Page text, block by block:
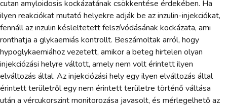
cutan amyloidosis kockázatának csökkentése érdekében. Ha
ilyen reakciókat mutató helyekre adják be az inzulin-injekciókat,
fennáll az inzulin késleltetett felszívódásának kockázata, ami
ronthatja a glykaemiás kontrollt. Beszámoltak arról, hogy
hypoglykaemiához vezetett, amikor a beteg hirtelen olyan
injekciózási helyre váltott, amely nem volt érintett ilyen
elváltozás által. Az injekciózási hely egy ilyen elváltozás által
érintett területről egy nem érintett területre történő váltása
után a vércukorszint monitorozása javasolt, és mérlegelhető az